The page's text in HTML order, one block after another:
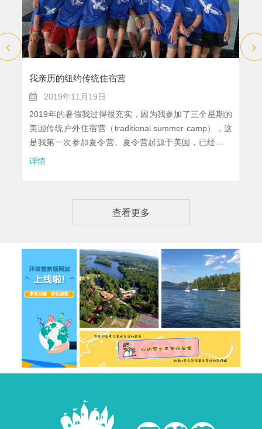
我亲历的纽约传统住宿营
2019年11月19日
2019年的暑假我过得很充实，因为我参加了三个星期的
美国传统户外住宿营（traditional summer camp），这
是我第一次参加夏令营。夏令营起源于美国，已经有一
百五十多年的历史了。我参加的夏令营位于美国纽约
详情
查看更多